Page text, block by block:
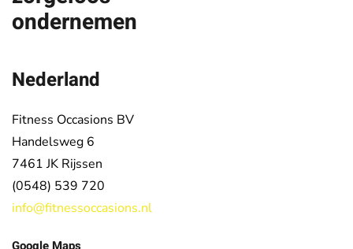
ondernemen
Nederland
Fitness Occasions BV
Handelsweg 6
7461 JK Rijssen
(0548) 539 720
info@fitnessoccasions.nl